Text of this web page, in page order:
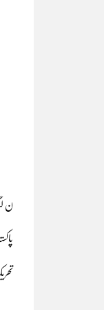
ن لیگ کے 193
پاکستان